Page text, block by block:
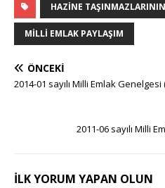
HAZINE
MILLI EMLAK PAYLAŞIM
ÖNCEKI
2014-01 sayılı Milli Emlak
2011-06 sayılı Milli
İLK YORUM YAPAN OLUN